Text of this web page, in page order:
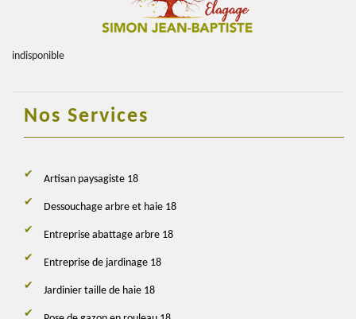
indisponible
Nos Services
Artisan paysagiste 18
Dessouchage arbre et haie 18
Entreprise abattage arbre 18
Entreprise de jardinage 18
Jardinier taille de haie 18